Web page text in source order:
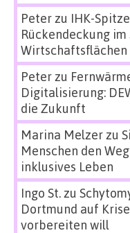
Peterzu IHK-
Rückendeckung
Wirtschaftsflächen
Peterzu
Digitalisierung:
die Zukunft
Marina Melzerzu
Menschen den
inklusives Leben
Ingo St.zu
Dortmund auf
vorbereiten will